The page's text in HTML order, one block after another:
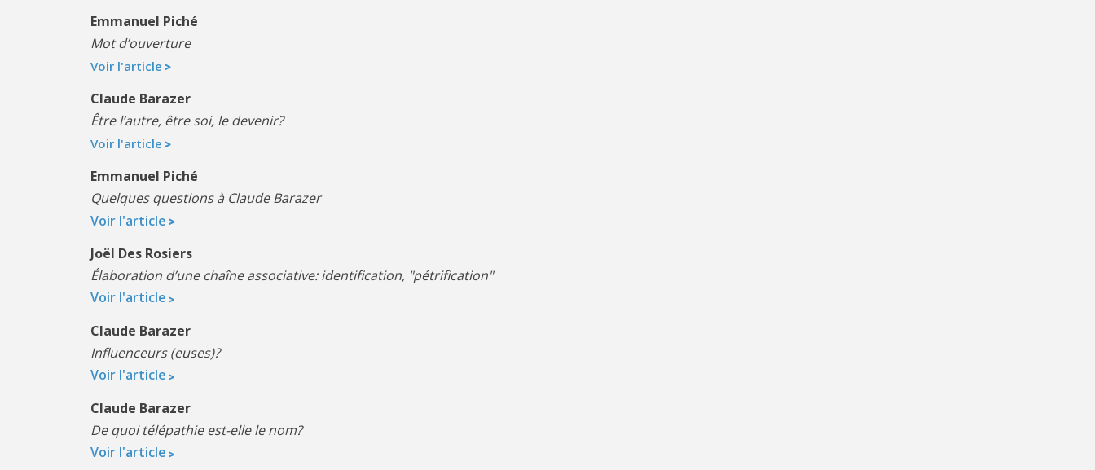
Emmanuel Piché
Mot d’ouverture
Voir l'article
Claude Barazer
Être l’autre, être soi, le devenir?
Voir l'article
Emmanuel Piché
Quelques questions à Claude Barazer
Voir l'article
Joël Des Rosiers
Élaboration d’une chaîne associative:identification, "pétrification"
Voir l'article
Claude Barazer
Influenceurs (euses)?
Voir l'article
Claude Barazer
De quoi télépathie est-elle le nom?
Voir l'article